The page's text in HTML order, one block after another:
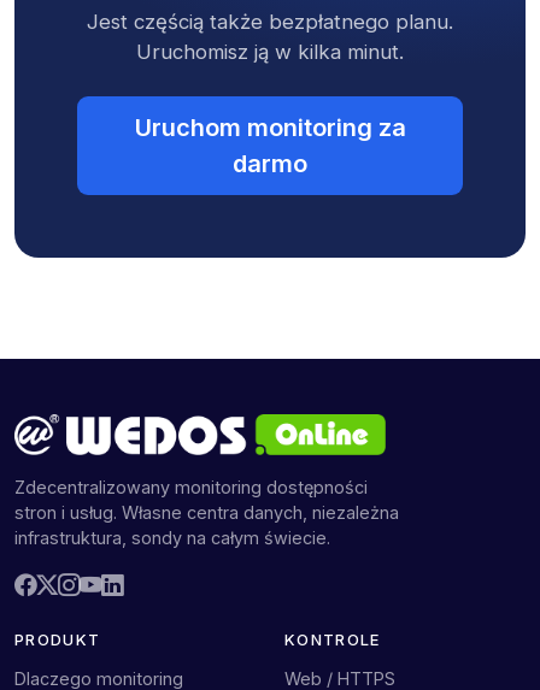
Jest częścią także bezpłatnego planu.
Uruchomisz ją w kilka minut.
Uruchom monitoring za
darmo
Zdecentralizowany monitoring dostępności
stron i usług. Własne centra danych, niezależna
infrastruktura, sondy na całym świecie.
PRODUKT
Dlaczego monitoring
KONTROLE
Web / HTTPS